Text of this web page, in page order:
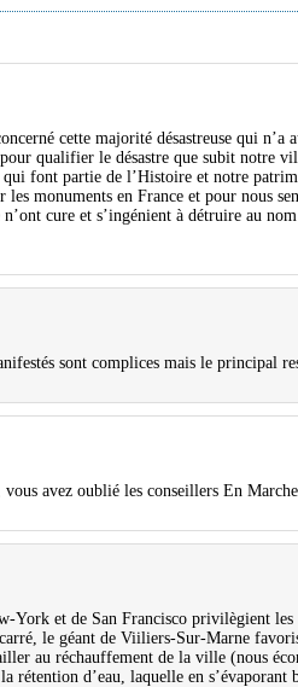
cette majorité désastreuse qui
qualifier le désastre que subit notre
font partie de l’Histoire et notre
les monuments en France et pour nous
cure et s’ingénient à détruire au
sont complices mais le principal
vous avez oublié les conseillers En
York et de San Francisco privilègient les
le géant de Viiliers-Sur-Marne
au réchauffement de la ville (nous
rétention d’eau, laquelle en s’évaporant